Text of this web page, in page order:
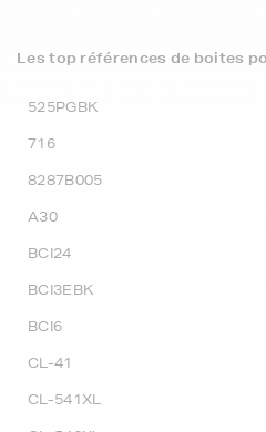
Les top références de boites
525PGBK
716
8287B005
A30
BCI24
BCI3EBK
BCI6
CL-41
CL-541XL